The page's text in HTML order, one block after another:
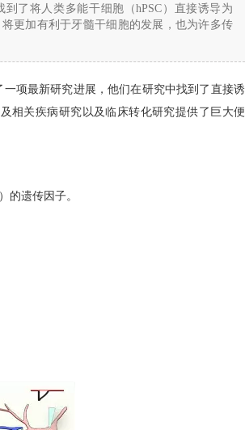
到了将人类多能干细胞（hPSC）直接诱导为
更加有利于牙髓干细胞的发展， 也为许多传
项最新研究进展，他们在研究中找到了直接诱
相关疾病研究以及临床转化研究提供了巨大便
的遗传因子。